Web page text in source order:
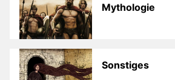
Mythologie
Sonstiges